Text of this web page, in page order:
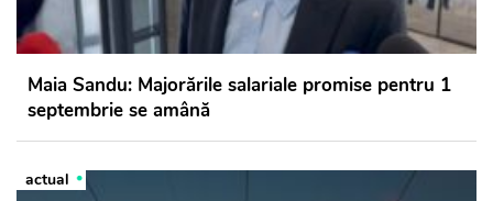
Maia Sandu: Majorările salariale promise pentru 1
septembrie se amână
actual